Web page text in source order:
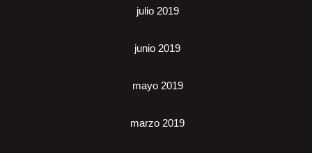
julio 2019
junio 2019
mayo 2019
marzo 2019